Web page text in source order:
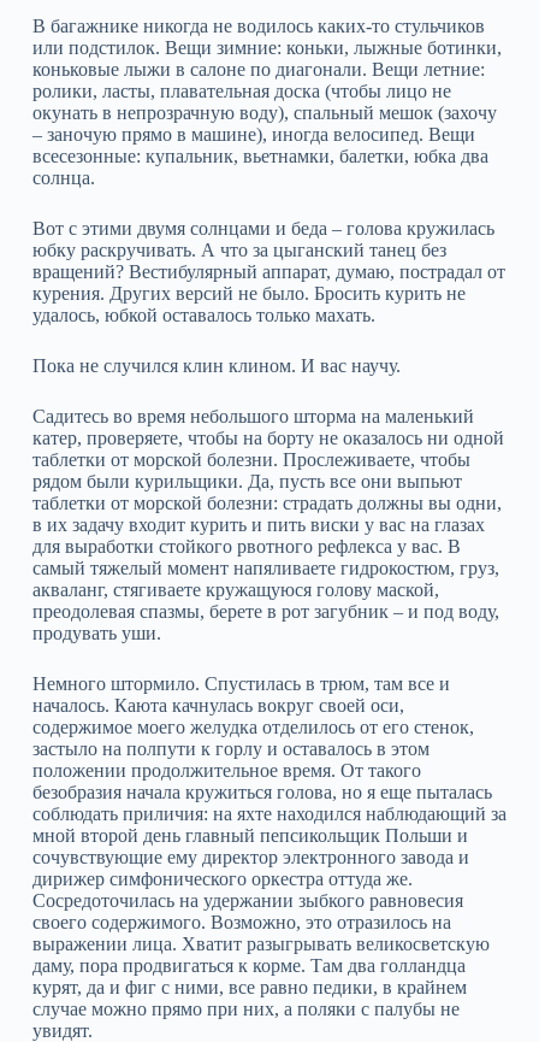
В багажнике никогда не водилось каких-то стульчиков
или подстилок. Вещи зимние: коньки, лыжные ботинки,
коньковые лыжи в салоне по диагонали. Вещи летние:
ролики, ласты, плавательная доска (чтобы лицо не
окунать в непрозрачную воду), спальный мешок (захочу
– заночую прямо в машине), иногда велосипед. Вещи
всесезонные: купальник, вьетнамки, балетки, юбка два
солнца.
Вот с этими двумя солнцами и беда – голова кружилась
юбку раскручивать. А что за цыганский танец без
вращений? Вестибулярный аппарат, думаю, пострадал от
курения. Других версий не было. Бросить курить не
удалось, юбкой оставалось только махать.
Пока не случился клин клином. И вас научу.
Садитесь во время небольшого шторма на маленький
катер, проверяете, чтобы на борту не оказалось ни одной
таблетки от морской болезни. Прослеживаете, чтобы
рядом были курильщики. Да, пусть все они выпьют
таблетки от морской болезни: страдать должны вы одни,
в их задачу входит курить и пить виски у вас на глазах
для выработки стойкого рвотного рефлекса у вас. В
самый тяжелый момент напяливаете гидрокостюм, груз,
акваланг, стягиваете кружащуюся голову маской,
преодолевая спазмы, берете в рот загубник – и под воду,
продувать уши.
Немного штормило. Спустилась в трюм, там все и
началось. Каюта качнулась вокруг своей оси,
содержимое моего желудка отделилось от его стенок,
застыло на полпути к горлу и оставалось в этом
положении продолжительное время. От такого
безобразия начала кружиться голова, но я еще пыталась
соблюдать приличия: на яхте находился наблюдающий за
мной второй день главный пепсикольщик Польши и
сочувствующие ему директор электронного завода и
дирижер симфонического оркестра оттуда же.
Сосредоточилась на удержании зыбкого равновесия
своего содержимого. Возможно, это отразилось на
выражении лица. Хватит разыгрывать великосветскую
даму, пора продвигаться к корме. Там два голландца
курят, да и фиг с ними, все равно педики, в крайнем
случае можно прямо при них, а поляки с палубы не
увидят.